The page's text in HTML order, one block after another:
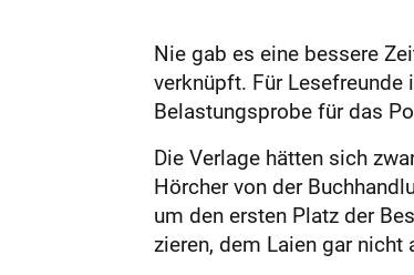
Nie gab es eine bessere
verknüpft. Für
Belastungsprobe für das
Die Verlage hätten sich
Hörcher von der
um den ersten Platz der
zieren, dem Laien gar nicht